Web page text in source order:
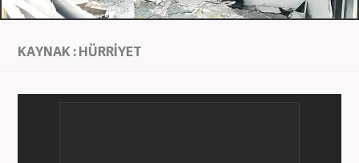
KAYNAK : HÜRRİYET